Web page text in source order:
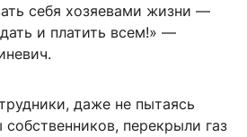
себя хозяевами жизни —
и платить всем!» —
даже не пытаясь
перекрыли газ